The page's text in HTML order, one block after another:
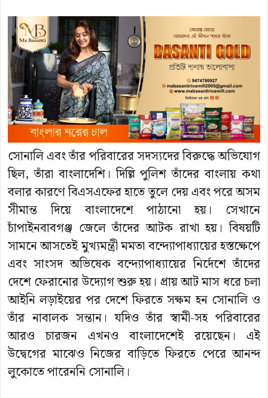
সোনালি এবং তাঁর পরিবারের সদস্যদের বিরুদ্ধে অভিযোগ
ছিল, তাঁরা বাংলাদেশি। দিল্লি পুলিশ তাঁদের বাংলায় কথা
বলার কারণে বিএসএফের হাতে তুলে দেয় এবং পরে অসম
সীমান্ত দিয়ে বাংলাদেশে পাঠানো হয়। সেখানে
চাঁপাইনবাবগঞ্জ জেলে তাঁদের আটক রাখা হয়। বিষয়টি
সামনে আসতেই মুখ্যমন্ত্রী মমতা বন্দ্যোপাধ্যায়ের হস্তক্ষেপে
এবং সাংসদ অভিষেক বন্দ্যোপাধ্যায়ের নির্দেশে তাঁদের
দেশে ফেরানোর উদ্যোগ শুরু হয়। প্রায় আট মাস ধরে চলা
আইনি লড়াইয়ের পর দেশে ফিরতে সক্ষম হন সোনালি ও
তাঁর নাবালক সন্তান। যদিও তাঁর স্বামী-সহ পরিবারের
আরও চারজন এখনও বাংলাদেশেই রয়েছেন। এই
উদ্বেগের মাঝেও নিজের বাড়িতে ফিরতে পেরে আনন্দ
লুকোতে পারেননি সোনালি।